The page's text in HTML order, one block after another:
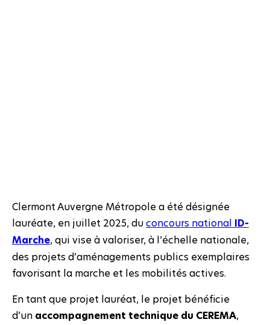
Clermont Auvergne Métropole a été désignée
lauréate, en juillet 2025, duconcours national ID-
Marche, qui vise à valoriser, à l’échelle nationale,
des projets d’aménagements publics exemplaires
favorisant la marche et les mobilités actives.
En tant que projet lauréat, le projet bénéficie
d’un accompagnement technique du CEREMA,